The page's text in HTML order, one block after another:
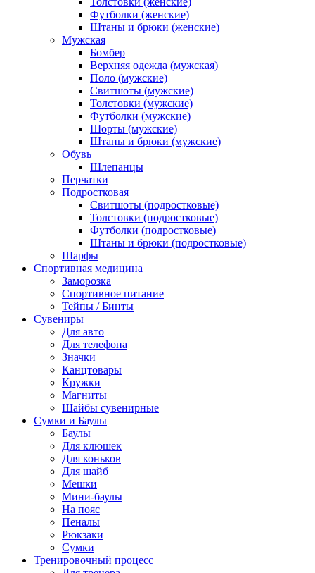
Футболки (женские)
Штаны и брюки (женские)
Мужская
Бомбер
Верхняя одежда (мужская)
Поло (мужские)
Свитшоты (мужские)
Толстовки (мужские)
Футболки (мужские)
Шорты (мужские)
Штаны и брюки (мужские)
Обувь
Шлепанцы
Перчатки
Подростковая
Свитшоты (подростковые)
Толстовки (подростковые)
Футболки (подростковые)
Штаны и брюки (подростковые)
Шарфы
Спортивная медицина
Заморозка
Спортивное питание
Тейпы / Бинты
Сувениры
Для авто
Для телефона
Значки
Канцтовары
Кружки
Магниты
Шайбы сувенирные
Сумки и Баулы
Баулы
Для клюшек
Для коньков
Для шайб
Мешки
Мини-баулы
На пояс
Пеналы
Рюкзаки
Сумки
Тренировочный процесс